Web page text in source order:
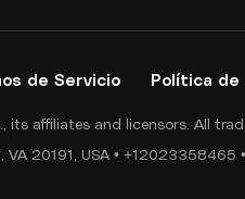
de Servicio Política de
affiliates and licensors. All
VA 20191, USA • +12023358465 •